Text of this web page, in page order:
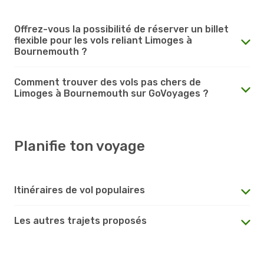
Offrez-vous la possibilité de réserver un billet
flexible pour les vols reliant Limoges à
Bournemouth ?
Comment trouver des vols pas chers de
Limoges à Bournemouth sur GoVoyages ?
Planifie ton voyage
Itinéraires de vol populaires
Les autres trajets proposés